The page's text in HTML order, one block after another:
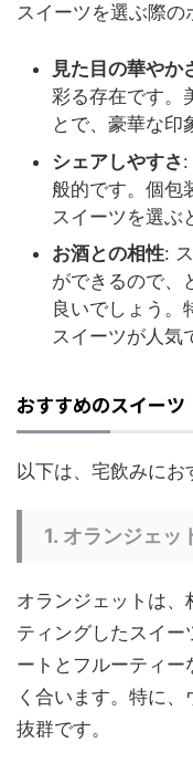
スイーツを選ぶ際の
見た目の華やか
彩る存在です。
とで、豪華な印
シェアしやすさ :
般的です。個包
スイーツを選ぶ
お酒との相性:
ができるので、
良いでしょう。
スイーツが人気
おすすめのスイーツ
以下は、宅飲みにお
1. オランジェッ
オランジェットは
ティングしたスイー
ートとフルーティー
く合います。特に
抜群です。